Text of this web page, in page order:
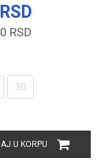
RSD
RSD
30
U KORPU